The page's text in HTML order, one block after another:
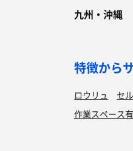
九州・沖縄
特徴から
ロウリュ セ
作業スペース